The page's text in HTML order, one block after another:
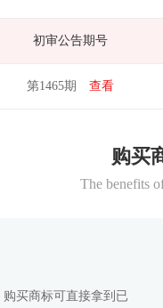
初审公告期号
第1465期 查看
购买
The benefits
买商标可直接拿到已